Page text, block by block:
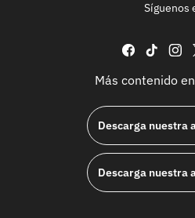
Síguenos
facebook
tiktok
Más contenido en
Descarga nuestra
Descarga nuestra